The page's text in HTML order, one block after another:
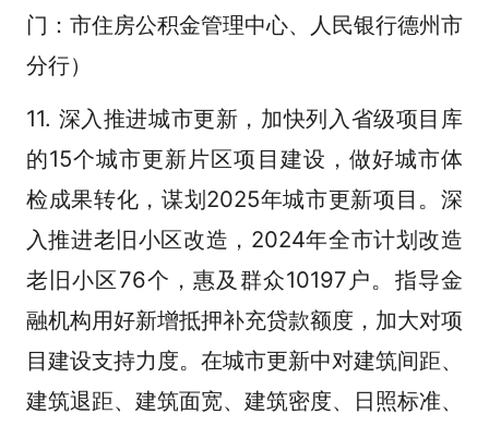
门：市住房公积金管理中心、人民银行德州市
分行）
11. 深入推进城市更新，加快列入省级项目库
的15个城市更新片区项目建设，做好城市体
检成果转化，谋划2025年城市更新项目。深
入推进老旧小区改造，2024年全市计划改造
老旧小区76个，惠及群众10197户。指导金
融机构用好新增抵押补充贷款额度，加大对项
目建设支持力度。在城市更新中对建筑间距、
建筑退距、建筑面宽、建筑密度、日照标准、